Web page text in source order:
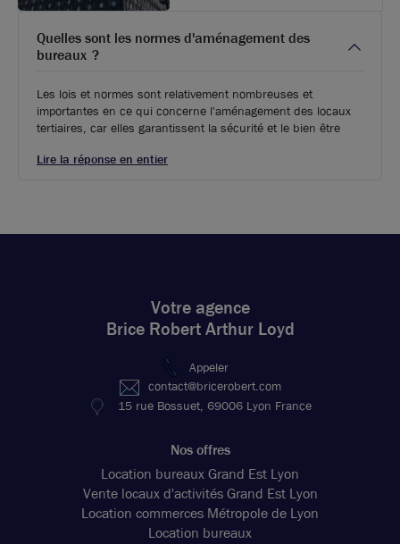
A louer - LES DOUANES - Bureaux dans le parc Saint
Exupéry - Bron
Quelles sont les normes d'aménagement des
bureaux ?
Les lois et normes sont relativement nombreuses et
importantes en ce qui concerne l'aménagement des locaux
tertiaires, car elles garantissent la sécurité et le bien être
Lire la réponse en entier
Votre agence
Brice Robert Arthur Loyd
Appeler
contact@bricerobert.com
15 rue Bossuet, 69006 Lyon France
Nos offres
Location bureaux Grand Est Lyon
Vente locaux d'activités Grand Est Lyon
Location commerces Métropole de Lyon
Location bureaux